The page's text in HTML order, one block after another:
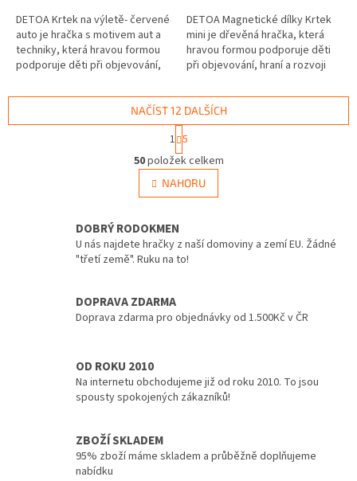
DETOA Krtek na výletě- červené
auto je hračka s motivem aut a
techniky, která hravou formou
podporuje děti při objevování,
dovedností. Svět aut a...
DETOA Magnetické dílky Krtek
mini je dřevěná hračka, která
hravou formou podporuje děti
při objevování, hraní a rozvoji
jemnou motoriku – děti...
O
v
l
á
a
c
í
k
p
i
NAČÍST 12 DALŠÍCH
t
r
á
n
k
v
á
n
í
1 5
50položek celkem
NAHORU
DOBRÝ RODOKMEN
U nás najdete hračky z naší domoviny a zemí EU. Žádné
"třetí země". Ruku na to!
DOPRAVA ZDARMA
Doprava zdarma pro objednávky od 1.500Kč v ČR
OD ROKU 2010
Na internetu obchodujeme již od roku 2010. To jsou
spousty spokojených zákazníků!
ZBOŽÍ SKLADEM
95% zboží máme skladem a průběžně doplňujeme
nabídku